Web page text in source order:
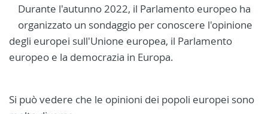
Durante l'autunno 2022, il Parlamento europeo ha
organizzato un sondaggio per conoscere l'opinione
degli europei sull'Unione europea, il Parlamento
europeo e la democrazia in Europa.
Si può vedere che le opinioni dei popoli europei sono